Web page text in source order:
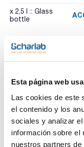
Esta página web
Las cookies de este
el contenido y los
sociales y analizar
información sobre el
nuestros partners
x 2,5 l :: Glass
bottle
Recursos